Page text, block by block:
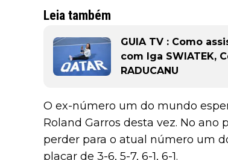
Leia também
GUIA TV : Como
com Iga SWIATEK,
RADUCANU
O ex-número um do mundo
Roland Garros desta vez. No
perder para o atual número um
placar de 3-6, 5-7, 6-1, 6-1.